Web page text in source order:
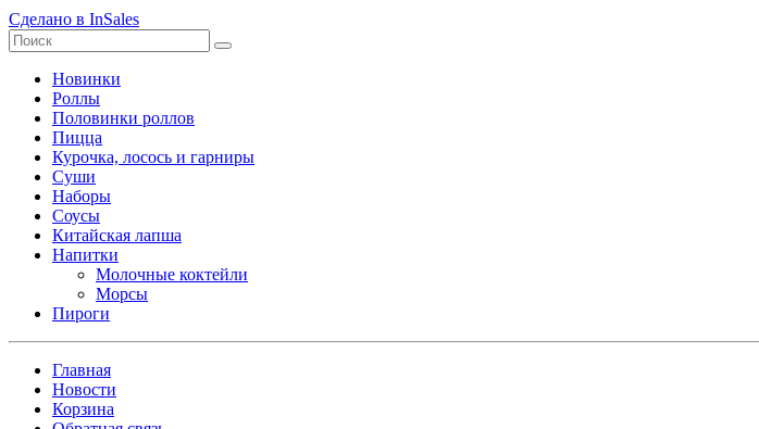
Сделано в InSales
Новинки
Роллы
Половинки роллов
Пицца
Курочка, лосось и гарниры
Суши
Наборы
Соусы
Китайская лапша
Напитки
Молочные коктейли
Морсы
Пироги
Главная
Новости
Корзина